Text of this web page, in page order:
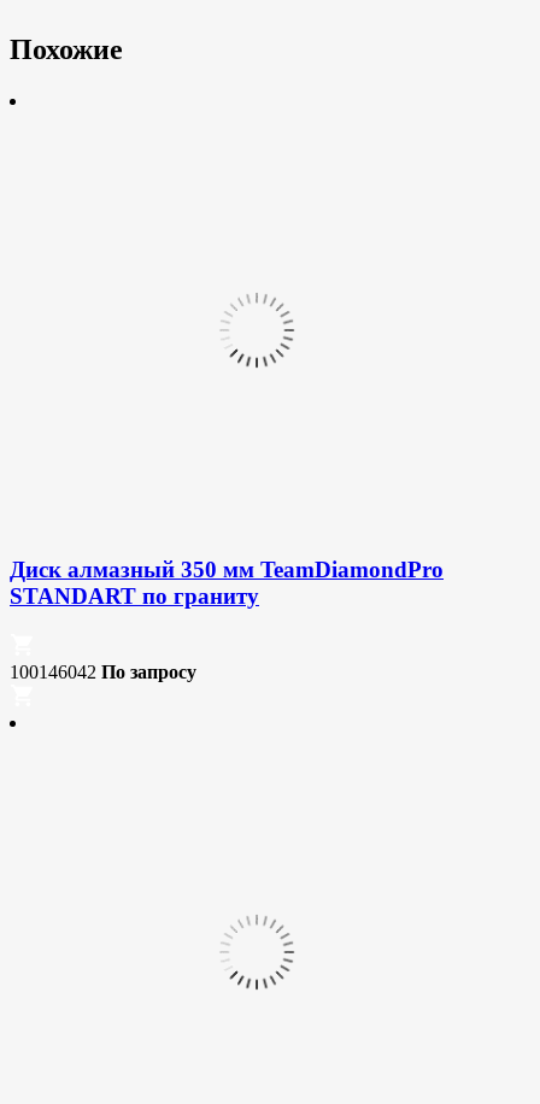
Похожие
Диск алмазный 350 мм TeamDiamondPro
STANDART по граниту
100146042 По запросу